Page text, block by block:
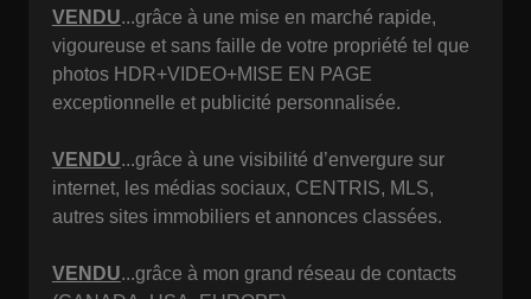
VENDU...grâce à une mise en marché rapide,
vigoureuse et sans faille de votre propriété tel que
photos HDR+VIDEO+MISE EN PAGE
exceptionnelle et publicité personnalisée.
VENDU...grâce à une visibilité d’envergure sur
internet, les médias sociaux, CENTRIS, MLS,
autres sites immobiliers et annonces classées.
VENDU...grâce à mon grand réseau de contacts